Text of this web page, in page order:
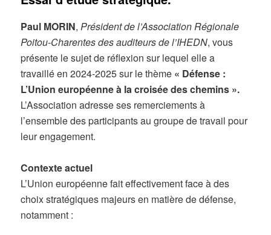
Paul MORIN,Président de l’Association Régionale
Poitou-Charentes des auditeurs de l’IHEDN, vous
présente le sujet de réflexion sur lequel elle a
travaillé en 2024-2025 sur le thème « Défense :
L’Union européenne à la croisée des chemins ».
L’Association adresse ses remerciements à
l’ensemble des participants au groupe de travail pour
leur engagement.
Contexte actuel
L’Union européenne fait effectivement face à des
choix stratégiques majeurs en matière de défense,
notamment :